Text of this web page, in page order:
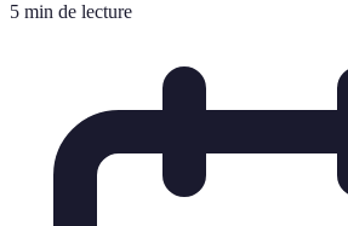
5 min de lecture